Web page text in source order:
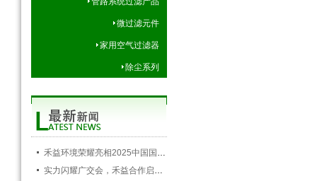
微过滤元件
家用空气过滤器
除尘系列
禾益环境荣耀亮相2025中国国际空调通风制冷及冷链产业展览会，以创新科技引领行业未来
实力闪耀广交会，禾益合作启新程——禾益环境第138届广交会圆满落幕